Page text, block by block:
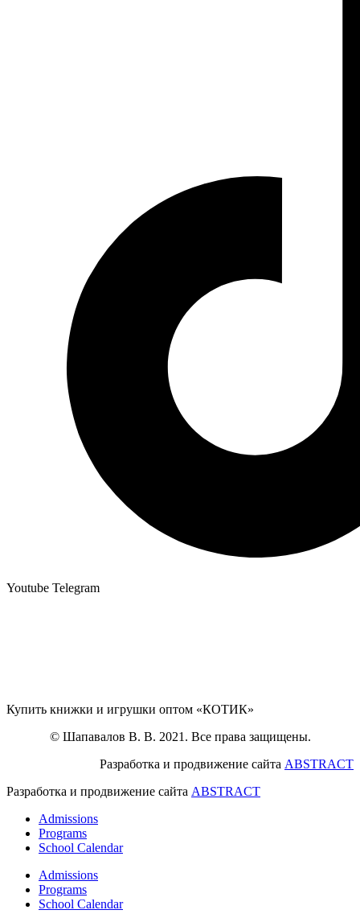
Youtube Telegram
Купить книжки и игрушки оптом «КОТИК»
© Шапавалов В. В. 2021. Все права защищены.
Разработка и продвижение сайта ABSTRACT
Разработка и продвижение сайта ABSTRACT
Admissions
Programs
School Calendar
Admissions
Programs
School Calendar